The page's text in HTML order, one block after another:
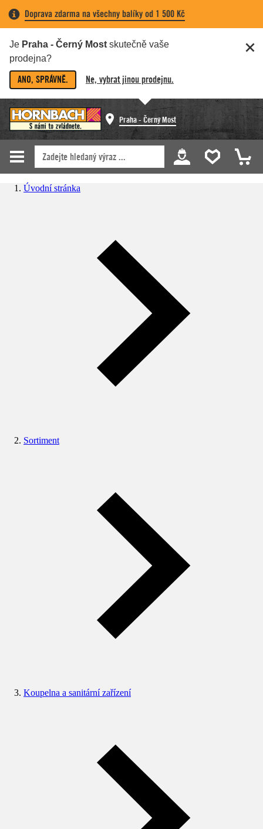
Doprava zdarma na všechny balíky od 1 500 Kč
Je Praha - Černý Most skutečně vaše
prodejna?
ANO, SPRÁVNĚ. Ne, vybrat jinou prodejnu.
Praha - Černý Most
Úvodní stránka
Sortiment
Koupelna a sanitární zařízení